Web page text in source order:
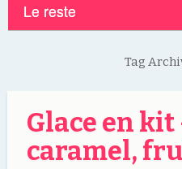
Le reste
Tag
Glace en kit
caramel,